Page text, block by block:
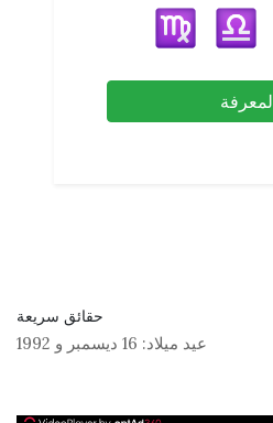
لمعرفة
حقائق سريعة
عيد ميلاد: و